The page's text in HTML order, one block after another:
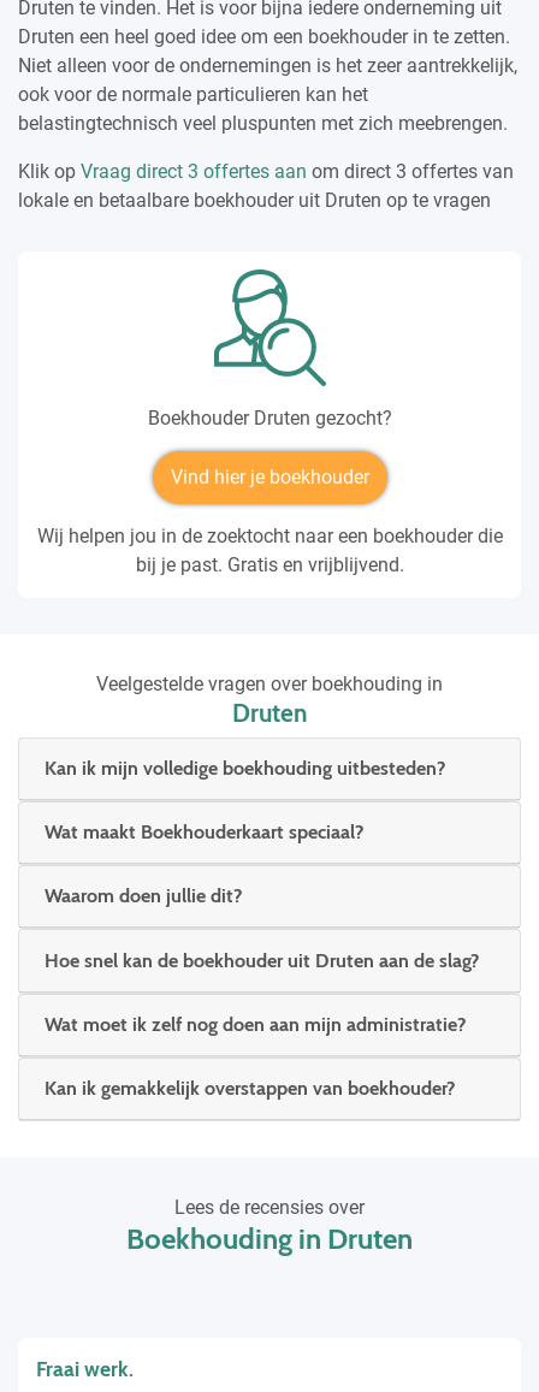
Druten te vinden. Het is voor bijna iedere onderneming uit
Druten een heel goed idee om een boekhouder in te zetten.
Niet alleen voor de ondernemingen is het zeer aantrekkelijk,
ook voor de normale particulieren kan het
belastingtechnisch veel pluspunten met zich meebrengen.
Klik op Vraag direct 3 offertes aan om direct 3 offertes van
lokale en betaalbare boekhouder uit Druten op te vragen
Boekhouder Druten gezocht?
Vind hier je boekhouder
Wij helpen jou in de zoektocht naar een boekhouder die
bij je past. Gratis en vrijblijvend.
Veelgestelde vragen over boekhouding in
Druten
Kan ik mijn volledige boekhouding uitbesteden?
Wat maakt Boekhouderkaart speciaal?
Waarom doen jullie dit?
Hoe snel kan de boekhouder uit Druten aan de slag?
Wat moet ik zelf nog doen aan mijn administratie?
Kan ik gemakkelijk overstappen van boekhouder?
Lees de recensies over
Boekhouding in Druten
Fraai werk.